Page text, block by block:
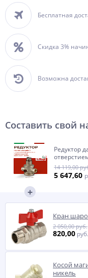
Бесплатная
Скидка 3%
Возможна
Составить свой
Редуктор
14 119,00
5 647,60
Кран
820,00 руб.
2 050,00 руб.
Косой
никель